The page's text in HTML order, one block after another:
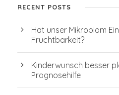
RECENT POSTS
Hat unser Mikrobiom
Fruchtbarkeit?
Kinderwunsch besser
Prognosehilfe